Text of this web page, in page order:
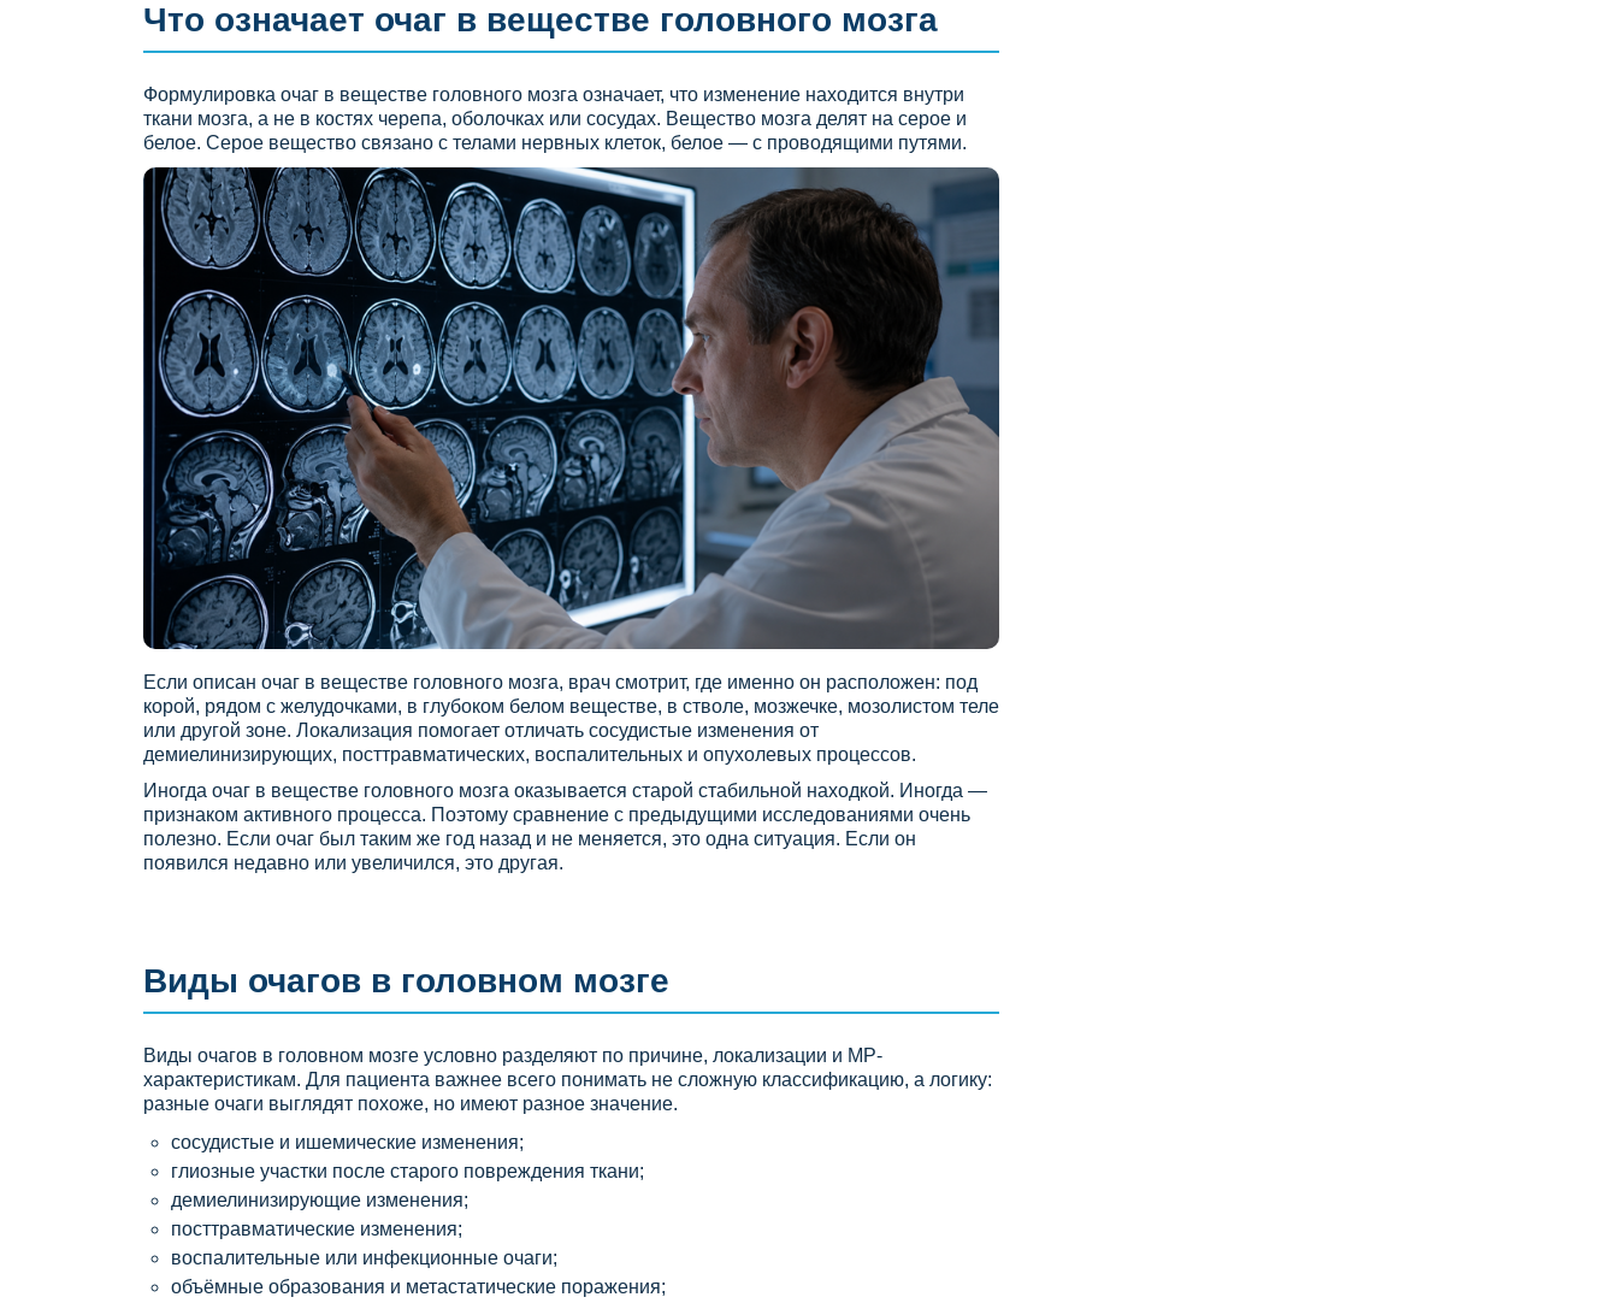
Что означает очаг в веществе головного мозга
Формулировка очаг в веществе головного мозга означает, что изменение находится внутри
ткани мозга, а не в костях черепа, оболочках или сосудах. Вещество мозга делят на серое и
белое. Серое вещество связано с телами нервных клеток, белое — с проводящими путями.
Если описан очаг в веществе головного мозга, врач смотрит, где именно он расположен: под
корой, рядом с желудочками, в глубоком белом веществе, в стволе, мозжечке, мозолистом теле
или другой зоне. Локализация помогает отличать сосудистые изменения от
демиелинизирующих, посттравматических, воспалительных и опухолевых процессов.
Иногда очаг в веществе головного мозга оказывается старой стабильной находкой. Иногда —
признаком активного процесса. Поэтому сравнение с предыдущими исследованиями очень
полезно. Если очаг был таким же год назад и не меняется, это одна ситуация. Если он
появился недавно или увеличился, это другая.
Виды очагов в головном мозге
Виды очагов в головном мозге условно разделяют по причине, локализации и МР-
характеристикам. Для пациента важнее всего понимать не сложную классификацию, а логику:
разные очаги выглядят похоже, но имеют разное значение.
сосудистые и ишемические изменения;
глиозные участки после старого повреждения ткани;
демиелинизирующие изменения;
посттравматические изменения;
воспалительные или инфекционные очаги;
объёмные образования и метастатические поражения;